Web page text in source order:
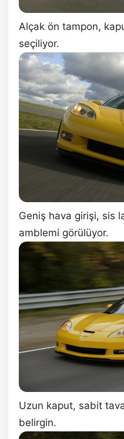
Alçak ön tampon,
seçiliyor.
Geniş hava girişi, sis
amblemi görülüyor.
Uzun kaput, sabit
belirgin.